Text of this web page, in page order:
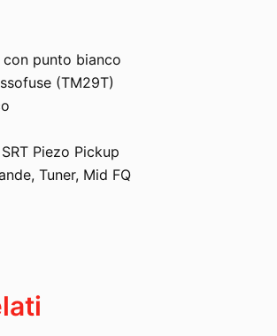
punto bianco
(TM29T)
Piezo Pickup
Tuner, Mid FQ